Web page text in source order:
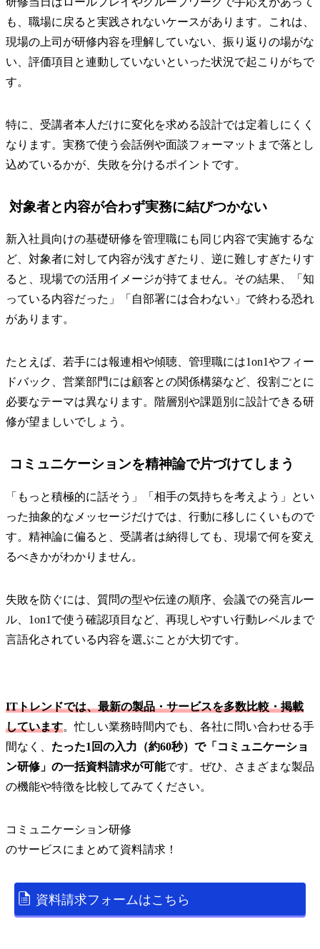
も、職場に戻ると実践されないケースがあります。これは、
現場の上司が研修内容を理解していない、振り返りの場がな
い、評価項目と連動していないといった状況で起こりがちで
す。
特に、受講者本人だけに変化を求める設計では定着しにくく
なります。実務で使う会話例や面談フォーマットまで落とし
込めているかが、失敗を分けるポイントです。
対象者と内容が合わず実務に結びつかない
新入社員向けの基礎研修を管理職にも同じ内容で実施するな
ど、対象者に対して内容が浅すぎたり、逆に難しすぎたりす
ると、現場での活用イメージが持てません。その結果、「知
っている内容だった」「自部署には合わない」で終わる恐れ
があります。
たとえば、若手には報連相や傾聴、管理職には1on1やフィー
ドバック、営業部門には顧客との関係構築など、役割ごとに
必要なテーマは異なります。階層別や課題別に設計できる研
修が望ましいでしょう。
コミュニケーションを精神論で片づけてしまう
「もっと積極的に話そう」「相手の気持ちを考えよう」とい
った抽象的なメッセージだけでは、行動に移しにくいもので
す。精神論に偏ると、受講者は納得しても、現場で何を変え
るべきかがわかりません。
失敗を防ぐには、質問の型や伝達の順序、会議での発言ルー
ル、1on1で使う確認項目など、再現しやすい行動レベルまで
言語化されている内容を選ぶことが大切です。
ITトレンドでは、最新の製品・サービスを多数比較・掲載
しています。忙しい業務時間内でも、各社に問い合わせる手
間なく、 たった1回の入力（約60秒）で「コミュニケーショ
ン研修」の一括資料請求が可能です。ぜひ、さまざまな製品
の機能や特徴を比較してみてください。
コミュニケーション研修
のサービスにまとめて資料請求！
資料請求フォームはこちら